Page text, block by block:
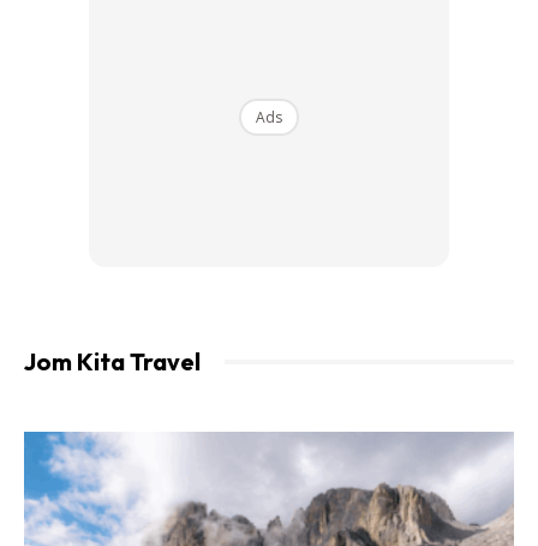
Pas Sempadan (Buku Berwarna Biru)
Ads
Jom Kita Travel